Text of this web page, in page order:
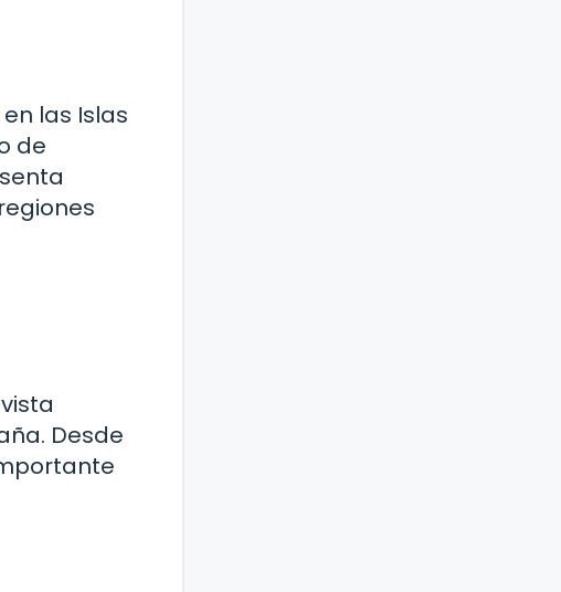
las Islas
de
Desde